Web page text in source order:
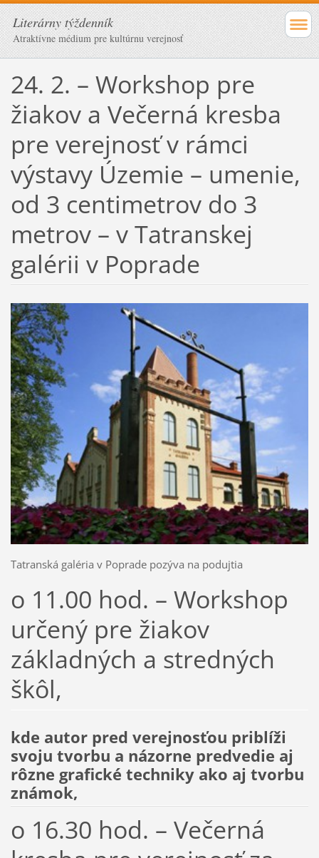
Literárny týždenník
Atraktívne médium pre kultúrnu verejnosť
24. 2. – Workshop pre
žiakov a Večerná kresba
pre verejnosť v rámci
výstavy Územie – umenie,
od 3 centimetrov do 3
metrov – v Tatranskej
galérii v Poprade
Tatranská galéria v Poprade pozýva na podujtia
o 11.00 hod. – Workshop
určený pre žiakov
základných a stredných
škôl,
kde autor pred verejnosťou priblíži
svoju tvorbu a názorne predvedie aj
rôzne grafické techniky ako aj tvorbu
známok,
o 16.30 hod. – Večerná